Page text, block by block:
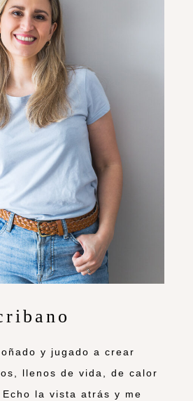
y jugado a crear
llenos de vida, de calor
la vista atrás y me